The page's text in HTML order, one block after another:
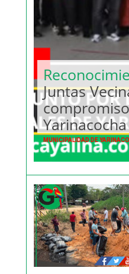
Juntas
Yarinacocha
MUNICIPALIDAD DE